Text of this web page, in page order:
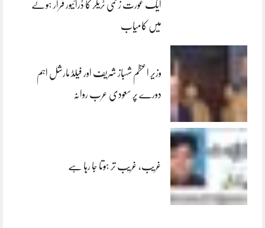
ایک عورت زخمی ٹریلر کا ڈرائیور فرار ہونے
میں کامیاب
وزیر اعظم شہباز شریف اور فیلڈ مارشل اہم
دورے پر سعودی عرب روانہ
غریب، غریب تر ہوتا جا رہا ہے